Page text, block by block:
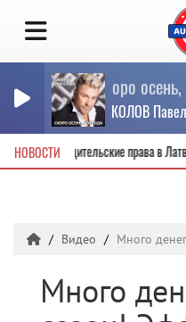
Скоро осень,
СОКОЛОВ Павел
НОВОСТИ
новые водительские права в
Видео Много денег.
Много